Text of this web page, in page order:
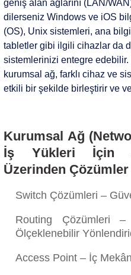
geniş alan ağlarını (LAN/
dilerseniz Windows ve iOS
(OS), Unix sistemleri, ana
tabletler gibi ilgili cihazlar da
sistemlerinizi entegre
kurumsal ağ, farklı cihaz ve
etkili bir şekilde birleştirir ve
Kurumsal Ağ
İş Yükleri İçin
Üzerinden
Switch Çözümleri –
Routing Çözümleri
Ölçeklenebilir
Access Point – İç